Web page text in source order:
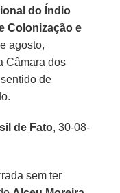
do Índio
Colonização e
agosto,
Câmara dos
de
de Fato, 30-08-
sem ter